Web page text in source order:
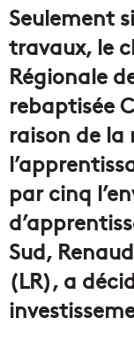
Seulement
travaux, le
Régionale
rebaptisée
raison de la
par cinq
Sud,
(LR), a